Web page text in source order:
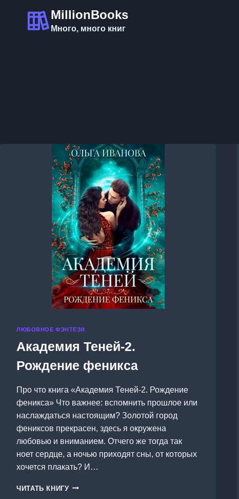
содержимому
MillionBooks
Много, много книг
ЛЮБОВНОЕ ФЭНТЕЗИ
Академия Теней-2.
Рождение феникса
Про что книга «Академия Теней-2. Рождение
феникса» Что важнее: вспомнить прошлое или
наслаждаться настоящим? Золотой город
фениксов прекрасен, здесь я окружена
любовью и вниманием. Отчего же тогда так
ноет сердце, а ночью приходят сны, от которых
хочется плакать? И…
ЧИТАТЬ КНИГУ АКАДЕМИЯ